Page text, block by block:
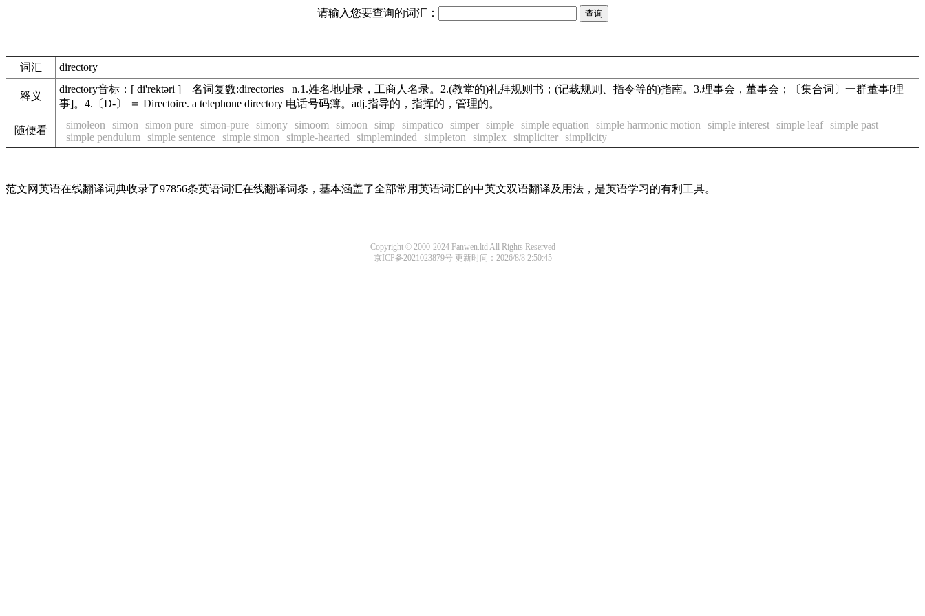
请输入您要查询的词汇：
词汇 directory
释义
directory音标：[ di'rektəri ] 名词复数:directories n.1.姓名地址录，工商人名录。2.(教堂的)礼拜规则书；(记载规则、指令等的)指南。3.理事会，董事会；〔集合词〕一群董事[理
事]。4.〔D-〕 ＝ Directoire. a telephone directory 电话号码簿。adj.指导的，指挥的，管理的。
随便看 simoleon simon simon pure simon-pure simony simoom simoon simp simpatico simper simple simple equation simple harmonic motion simple interest simple leaf simple past
simple pendulum
simple sentence simple simon simple-hearted simpleminded simpleton simplex simpliciter simplicity
范文网英语在线翻译词典收录了97856条英语词汇在线翻译词条，基本涵盖了全部常用英语词汇的中英文双语翻译及用法，是英语学习的有利工具。
Copyright © 2000-2024 Fanwen.ltd All Rights Reserved
京ICP备2021023879号更新时间：2026/8/8 2:50:45